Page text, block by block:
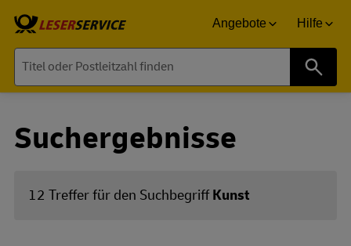
Angebote Hilfe
Suchergebnisse
12 Treffer für den SuchbegriffKunst